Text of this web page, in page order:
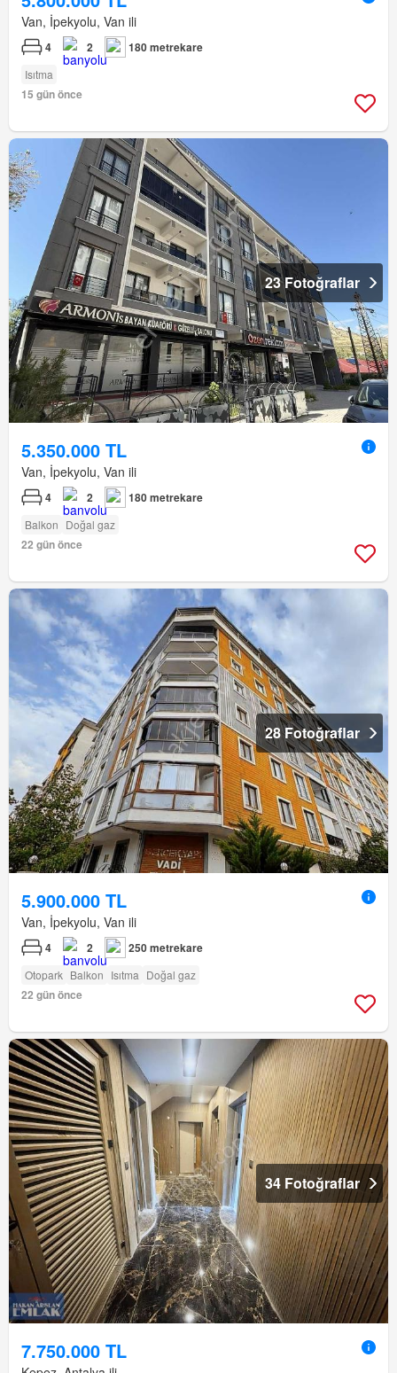
Van, İpekyolu, Van ili
4 2 180 metrekare
Isıtma
15 gün önce
23 Fotoğraflar
5.350.000 TL
Van, İpekyolu, Van ili
4 2 180 metrekare
Balkon Doğal gaz
22 gün önce
28 Fotoğraflar
5.900.000 TL
Van, İpekyolu, Van ili
4 2 250 metrekare
Otopark Balkon Isıtma Doğal gaz
22 gün önce
34 Fotoğraflar
7.750.000 TL